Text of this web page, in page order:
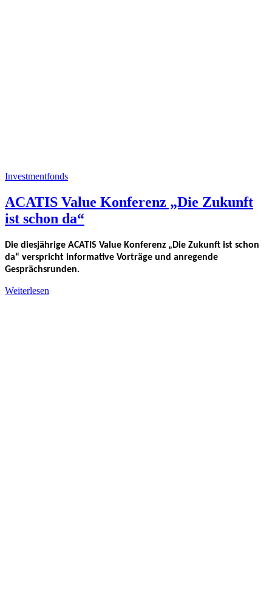
Investmentfonds
ACATIS Value Konferenz „Die Zukunft
ist schon da“
Die diesjährige ACATIS Value Konferenz „Die Zukunft ist schon
da“ verspricht informative Vorträge und anregende
Gesprächsrunden.
Weiterlesen